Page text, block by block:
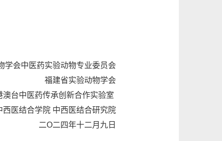
学会中医药实验动物专业委员会
福建省实验动物学会
台中医药传承创新合作实验室
医结合学院 中西医结合研究院
二O二四年十二月九日